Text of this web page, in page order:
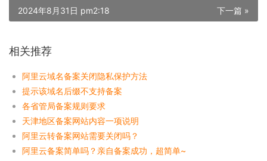
下一篇 »
2024年8月31日 pm2:18
相关推荐
阿里云域名备案关闭隐私保护方法
提示该域名后缀不支持备案
各省管局备案规则要求
天津地区备案网站内容一项说明
阿里云转备案网站需要关闭吗？
阿里云备案简单吗？亲自备案成功，超简单~